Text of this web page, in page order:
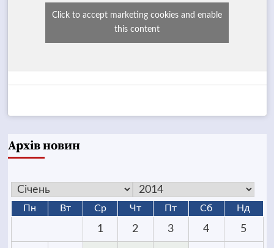
Click to accept marketing cookies and enable
this content
Архів новин
Пн Вт Ср Чт Пт Сб Нд
1 2 3 4 5